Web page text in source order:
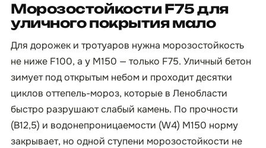
Морозостойкости F75 для
уличного покрытия мало
Для дорожек и тротуаров нужна морозостойкость
не ниже F100, а у М150 — только F75. Уличный бетон
зимует под открытым небом и проходит десятки
циклов оттепель-мороз, которые в Ленобласти
быстро разрушают слабый камень. По прочности
(B12,5) и водонепроницаемости (W4) М150 норму
закрывает, но одной ступени морозостойкости не